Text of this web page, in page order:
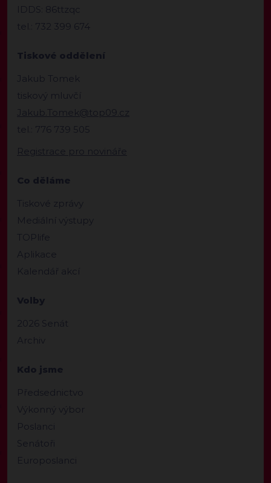
IDDS: 86ttzqc
tel.: 732 399 674
Tiskové oddělení
Jakub Tomek
tiskový mluvčí
Jakub.Tomek@top09.cz
tel.: 776 739 505
Registrace pro novináře
Co děláme
Tiskové zprávy
Mediální výstupy
TOPlife
Aplikace
Kalendář akcí
Volby
2026 Senát
Archiv
Kdo jsme
Předsednictvo
Výkonný výbor
Poslanci
Senátoři
Europoslanci